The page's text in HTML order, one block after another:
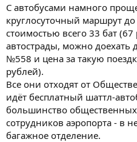
С автобусами намного
круглосуточный маршрут до
стоимостью всего 33 бат
автострады, можно доехать
№558 и цена за такую
рублей).
Все они отходят от
идёт бесплатный шаттл-
большинство общественных
сотрудников аэропорта - в
багажное отделение.